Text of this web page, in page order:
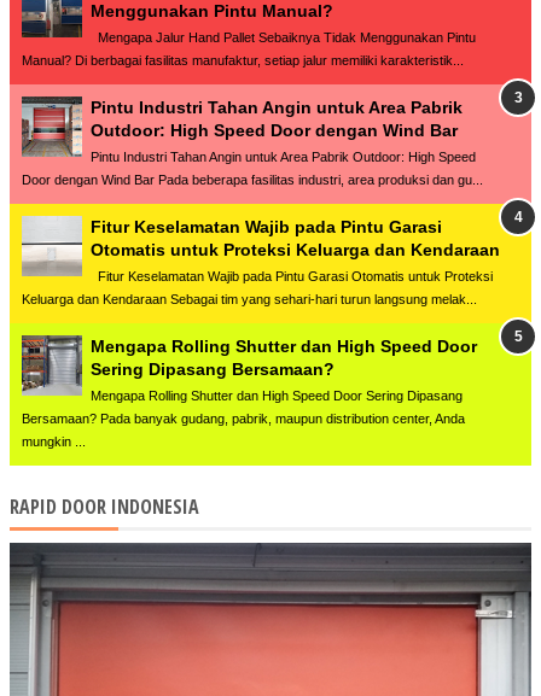
Menggunakan Pintu Manual?
Mengapa Jalur Hand Pallet Sebaiknya Tidak Menggunakan Pintu
Manual? Di berbagai fasilitas manufaktur, setiap jalur memiliki karakteristik...
Pintu Industri Tahan Angin untuk Area Pabrik
Outdoor: High Speed Door dengan Wind Bar
Pintu Industri Tahan Angin untuk Area Pabrik Outdoor: High Speed
Door dengan Wind Bar Pada beberapa fasilitas industri, area produksi dan gu...
Fitur Keselamatan Wajib pada Pintu Garasi
Otomatis untuk Proteksi Keluarga dan Kendaraan
Fitur Keselamatan Wajib pada Pintu Garasi Otomatis untuk Proteksi
Keluarga dan Kendaraan Sebagai tim yang sehari-hari turun langsung melak...
Mengapa Rolling Shutter dan High Speed Door
Sering Dipasang Bersamaan?
Mengapa Rolling Shutter dan High Speed Door Sering Dipasang
Bersamaan? Pada banyak gudang, pabrik, maupun distribution center, Anda
mungkin ...
RAPID DOOR INDONESIA